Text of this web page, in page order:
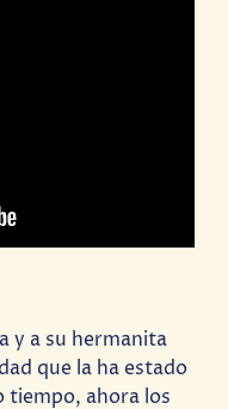
y a su hermanita
que la ha estado
tiempo, ahora los